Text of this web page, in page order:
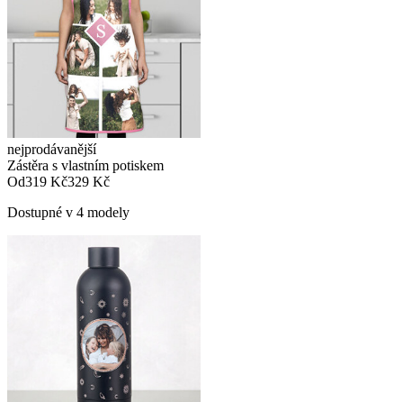
nejprodávanější
Zástěra s vlastním potiskem
Od319 Kč329 Kč
Dostupné v 4 modely